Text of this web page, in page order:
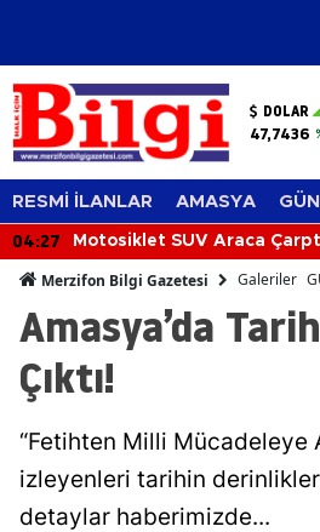
DOLAR
47,7436
RESMİ İLANLAR AMASYA
04:27 Motosiklet SUV Araca
Merzifon Bilgi Gazetesi Galeriler
Amasya’da
Çıktı!
“Fetihten Milli Mücadeleye
izleyenleri tarihin
detaylar haberimizde...